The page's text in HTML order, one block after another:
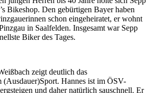
Bikeshop. Den gebürtigen Bayer haben
schon eingeheiratet, er wohnt
in Saalfelden. Insgesamt war Sepp
Biker des Tages.
zeigt deutlich das
Hannes ist im ÖSV-
und daher natürlich sauschnell. Er